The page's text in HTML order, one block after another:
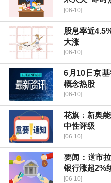
[06-10]
股息率近
大涨
[06-10]
6月10日京
概念热股
[06-10]
花旗：新奥
中性评级
[06-10]
要闻：逆市
银行涨超2%
[06-10]